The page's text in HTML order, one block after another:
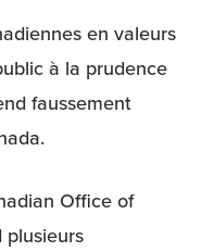
en valeurs
à la prudence
faussement
Office of
plusieurs